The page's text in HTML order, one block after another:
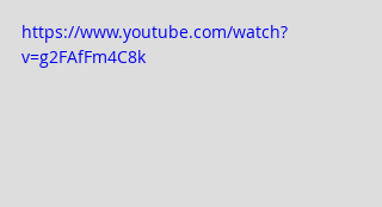
https://www.youtube.com/watch?
v=g2FAfFm4C8k